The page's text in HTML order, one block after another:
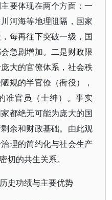
要体现在两个方面：一
河海等地理阻隔，国家
每再往下突破一级，国
急剧增加。二是财政限
大的官僚体系，社会秩
规的半官僚（衙役），
准官员（士绅）。事实
都绝无可能为庞大的国
余和财政基础。由此观
理的简约化与社会生产
切的共生关系。
史功绩与主要优势